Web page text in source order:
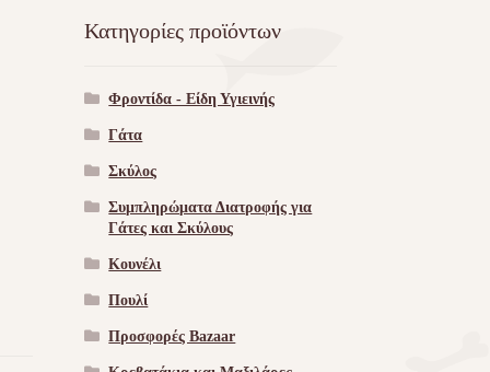
Κατηγορίες προϊόντων
Φροντίδα - Είδη Υγιεινής
Γάτα
Σκύλος
Συμπληρώματα Διατροφής για
Γάτες και Σκύλους
Κουνέλι
Πουλί
Προσφορές Bazaar